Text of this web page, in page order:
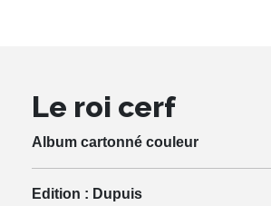
Le roi cerf
Album cartonné couleur
Edition : Dupuis